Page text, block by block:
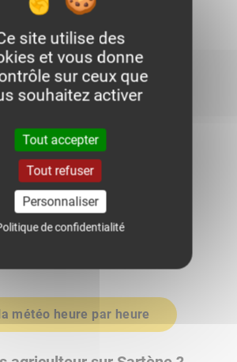
0.0 0.0
(hPa)
1019.0 1019.0
à jour le 7 août 2026 à 19h
météo heure par heure
site utilise des
et vous donne
sur ceux que
souhaitez activer
Tout accepter
Tout refuser
Personnaliser
de confidentialité